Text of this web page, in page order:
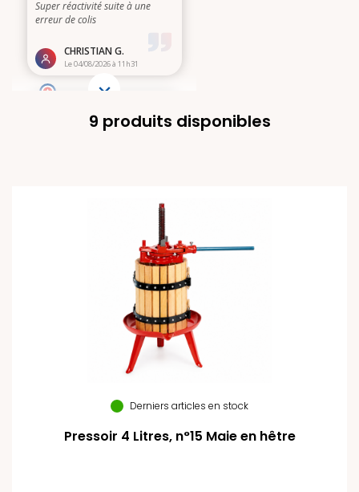
9 produits disponibles
Derniers articles en stock
Pressoir 4 Litres, n°15 Maie en hêtre